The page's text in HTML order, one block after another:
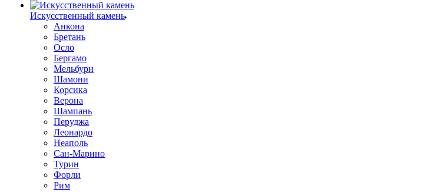
Искусственный камень
Анкона
Бретань
Осло
Бергамо
Мельбурн
Шамони
Корсика
Верона
Шампань
Перуджа
Леонардо
Неаполь
Сан-Марино
Турин
Форли
Рим